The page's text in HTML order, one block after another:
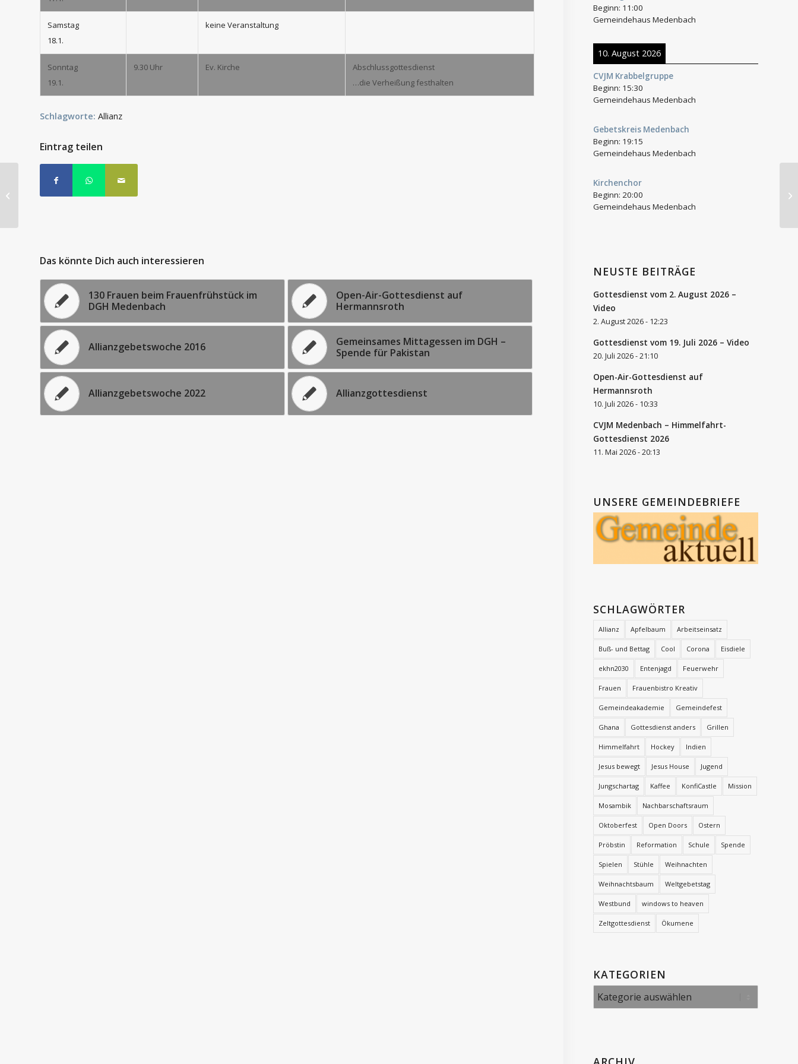
Samstag
18.1.
keine Veranstaltung
Sonntag
19.1.
9.30 Uhr Ev. Kirche
Abschlussgottesdienst
…die Verheißung festhalten
Schlagworte: Allianz
Eintrag teilen
Das könnte Dich auch interessieren
130 Frauen beim Frauenfrühstück im
DGH Medenbach
Open-Air-Gottesdienst auf
Hermannsroth
Allianzgebetswoche 2016
Gemeinsames Mittagessen im DGH –
Spende für Pakistan
Allianzgebetswoche 2022 Allianzgottesdienst
Beginn: 11:00
Gemeindehaus Medenbach
10. August 2026
CVJM Krabbelgruppe
Beginn: 15:30
Gemeindehaus Medenbach
Gebetskreis Medenbach
Beginn: 19:15
Gemeindehaus Medenbach
Kirchenchor
Beginn:20:00
Gemeindehaus Medenbach
NEUSTE BEITRÄGE
Gottesdienst vom 2. August 2026 –
Video
2. August 2026 - 12:23
Gottesdienst vom 19. Juli 2026 – Video
20. Juli 2026 - 21:10
Open-Air-Gottesdienst auf
Hermannsroth
10. Juli 2026 - 10:33
CVJM Medenbach – Himmelfahrt-
Gottesdienst 2026
11. Mai 2026 - 20:13
UNSERE GEMEINDEBRIEFE
SCHLAGWÖRTER
Allianz Apfelbaum Arbeitseinsatz
Buß- und Bettag Cool Corona Eisdiele
ekhn2030 Entenjagd Feuerwehr
Frauen Frauenbistro Kreativ
Gemeindeakademie Gemeindefest
Ghana Gottesdienst anders Grillen
Himmelfahrt Hockey Indien
Jesus bewegt Jesus House Jugend
Jungschartag Kaffee KonfiCastle Mission
Mosambik Nachbarschaftsraum
Oktoberfest Open Doors Ostern
Pröbstin Reformation Schule Spende
Spielen Stühle Weihnachten
Weihnachtsbaum Weltgebetstag
Westbund windows to heaven
Zeltgottesdienst Ökumene
KATEGORIEN
Kategorien
Weihnachtsbaumaktion 2014